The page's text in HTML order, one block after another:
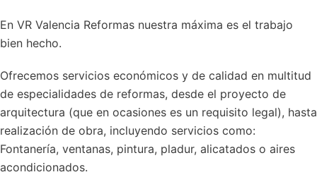
En VR Valencia Reformas nuestra máxima es el trabajo
bien hecho.
Ofrecemos servicios económicos y de calidad en multitud
de especialidades de reformas, desde el proyecto de
arquitectura (que en ocasiones es un requisito legal), hasta
realización de obra, incluyendo servicios como:
Fontanería, ventanas, pintura, pladur, alicatados o aires
acondicionados.